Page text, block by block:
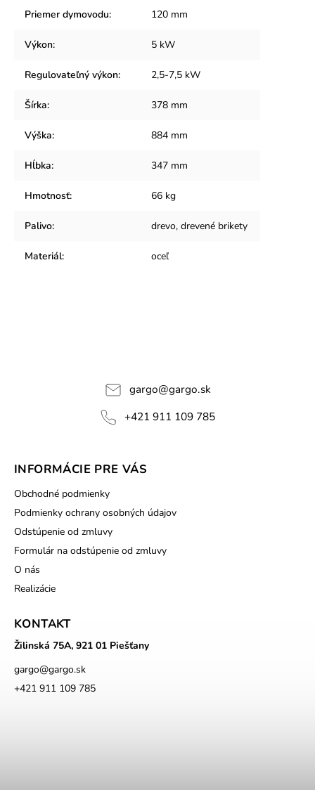
Priemer dymovodu: 120 mm
Výkon: 5 kW
Regulovateľný výkon: 2,5-7,5 kW
Šírka: 378 mm
Výška: 884 mm
Hĺbka: 347 mm
Hmotnosť: 66 kg
Palivo: drevo, drevené brikety
Materiál: oceľ
gargo@gargo.sk
+421 911 109 785
INFORMÁCIE PRE VÁS
Obchodné podmienky
Podmienky ochrany osobných údajov
Odstúpenie od zmluvy
Formulár na odstúpenie od zmluvy
O nás
Realizácie
KONTAKT
Žilinská 75A, 921 01 Piešťany
gargo@gargo.sk
+421 911 109 785